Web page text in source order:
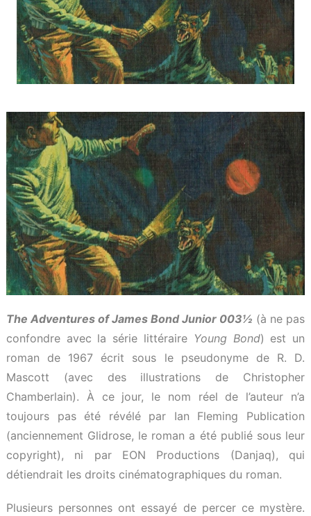
The Adventures of James Bond Junior 003½ (à ne pas
confondre avec la série littéraire Young Bond) est un
roman de 1967 écrit sous le pseudonyme de R. D.
Mascott (avec des illustrations de Christopher
Chamberlain). À ce jour, le nom réel de l’auteur n’a
toujours pas été révélé par Ian Fleming Publication
(anciennement Glidrose, le roman a été publié sous leur
copyright), ni par EON Productions (Danjaq), qui
détiendrait les droits cinématographiques du roman.
Plusieurs personnes ont essayé de percer ce mystère.